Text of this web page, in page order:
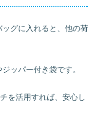
グに入れると、他の荷
ッパー付き袋です。
を活用すれば、安心し